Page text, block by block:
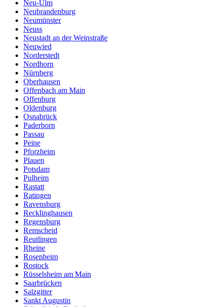
Neu-Ulm
Neubrandenburg
Neumünster
Neuss
Neustadt an der Weinstraße
Neuwied
Norderstedt
Nordhorn
Nürnberg
Oberhausen
Offenbach am Main
Offenburg
Oldenburg
Osnabrück
Paderborn
Passau
Peine
Pforzheim
Plauen
Potsdam
Pulheim
Rastatt
Ratingen
Ravensburg
Recklinghausen
Regensburg
Remscheid
Reutlingen
Rheine
Rosenheim
Rostock
Rüsselsheim am Main
Saarbrücken
Salzgitter
Sankt Augustin